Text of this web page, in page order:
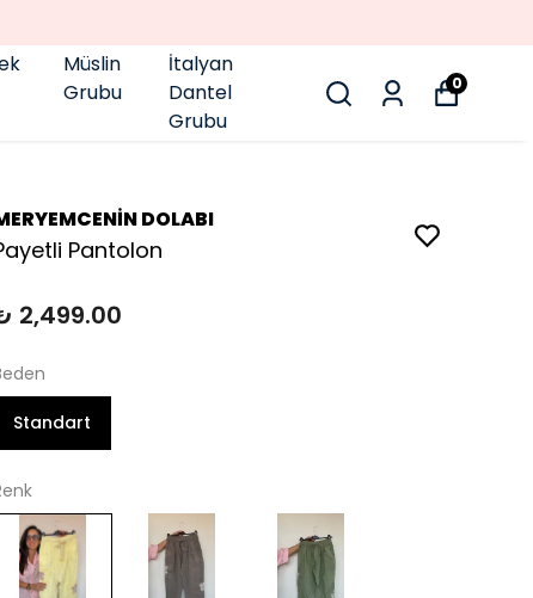
Müslin
Grubu
İtalyan
Dantel
Grubu
0
DOLABI
Pantolon
2,499.00
Standart